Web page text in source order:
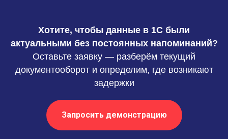
Хотите, чтобы данные в 1С были
актуальными без постоянных напоминаний?
Оставьте заявку — разберём текущий
документооборот и определим, где возникают
задержки
Запросить демонстрацию